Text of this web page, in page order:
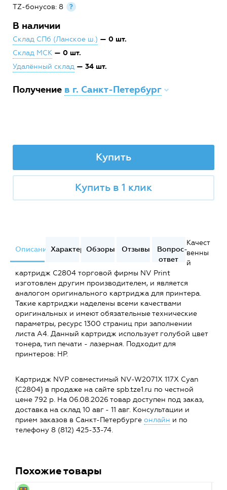
TZ-бонусов: 8 ?
В наличии
Склад СПб (Ланское ш.) — 0 шт.
Склад МСК — 0 шт.
Удалённый склад — 34 шт.
Получение в г. Санкт-Петербург
Купить
Купить в 1 клик
ОписаниеХарактеристики
Обзоры Отзывы
Вопрос-
ответ
Качест
венны
й
картридж C2804 торговой фирмы NV Print
изготовлен другим производителем, и является
аналогом оригинального картриджа для принтера.
Такие картриджи наделены всеми качествами
оригинальных и имеют обязательные технические
параметры, ресурс 1300 страниц при заполнении
листа А4. Данный картридж использует голубой цвет
тонера, тип печати - лазерная. Подходит для
принтеров: HP.
Картридж NVP совместимый NV-W2071X 117X Cyan
{C2804} в продаже на сайте spb.tze1.ru по честной
цене 792 р. На 06.08.2026 товар доступен под заказ,
доставка на склад 10 авг - 11 авг. Консультации и
прием заказов в Санкт-Петербурге онлайн и по
телефону 8 (812) 425-33-74.
Похожие товары